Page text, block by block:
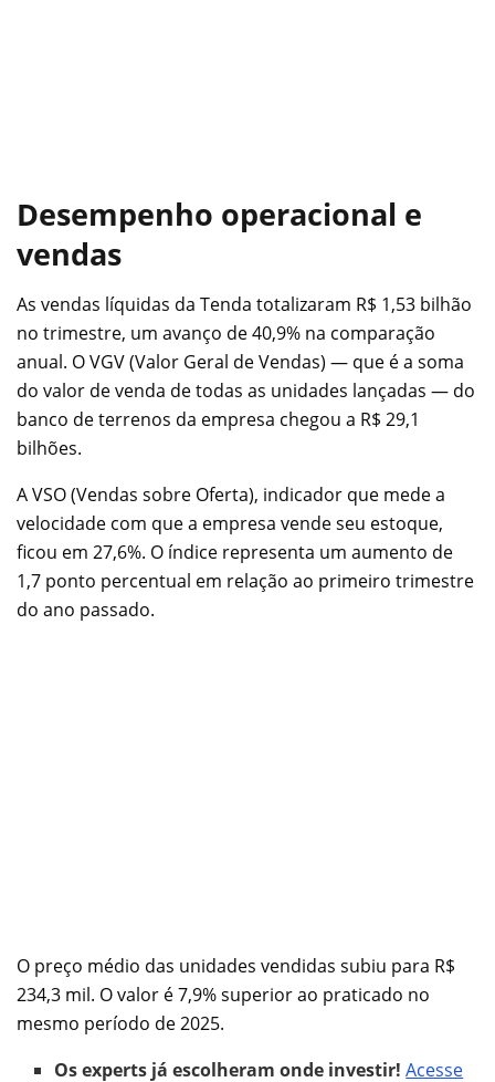
Desempenho operacional e
vendas
As vendas líquidas da Tenda totalizaram R$ 1,53 bilhão
no trimestre, um avanço de 40,9% na comparação
anual. O VGV (Valor Geral de Vendas) — que é a soma
do valor de venda de todas as unidades lançadas — do
banco de terrenos da empresa chegou a R$ 29,1
bilhões.
A VSO (Vendas sobre Oferta), indicador que mede a
velocidade com que a empresa vende seu estoque,
ficou em 27,6%. O índice representa um aumento de
1,7 ponto percentual em relação ao primeiro trimestre
do ano passado.
O preço médio das unidades vendidas subiu para R$
234,3 mil. O valor é 7,9% superior ao praticado no
mesmo período de 2025.
Os experts já escolheram onde investir! Acesse